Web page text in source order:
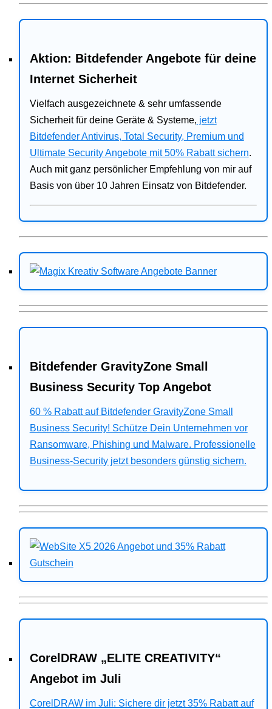
Aktion: Bitdefender Angebote für deine
Internet Sicherheit
Vielfach ausgezeichnete & sehr umfassende
Sicherheit für deine Geräte & Systeme, jetzt
Bitdefender Antivirus, Total Security, Premium und
Ultimate Security Angebote mit 50% Rabatt sichern.
Auch mit ganz persönlicher Empfehlung von mir auf
Basis von über 10 Jahren Einsatz von Bitdefender.
Bitdefender GravityZone Small
Business Security Top Angebot
60 % Rabatt auf Bitdefender GravityZone Small
Business Security! Schütze Dein Unternehmen vor
Ransomware, Phishing und Malware. Professionelle
Business-Security jetzt besonders günstig sichern.
CorelDRAW „ELITE CREATIVITY“
Angebot im Juli
CorelDRAW im Juli: Sichere dir jetzt 35% Rabatt auf